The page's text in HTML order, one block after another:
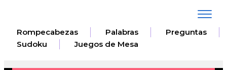
Toggle
Rompecabezas Palabras
Preguntas
Sudoku
Juegos de Mesa